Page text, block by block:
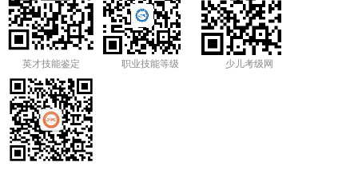
英才技能鉴定 职业技能等级 少儿考级网